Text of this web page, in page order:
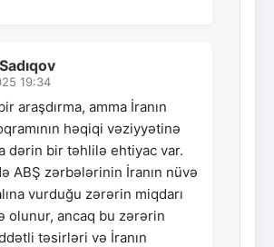
19:34
araşdırma, amma İranın
həqiqi vəziyyətinə
dərin bir təhlilə ehtiyac var.
ABŞ zərbələrinin İranın nüvə
vurduğu zərərin miqdarı
olunur, ancaq bu zərərin
təsirləri və İranın